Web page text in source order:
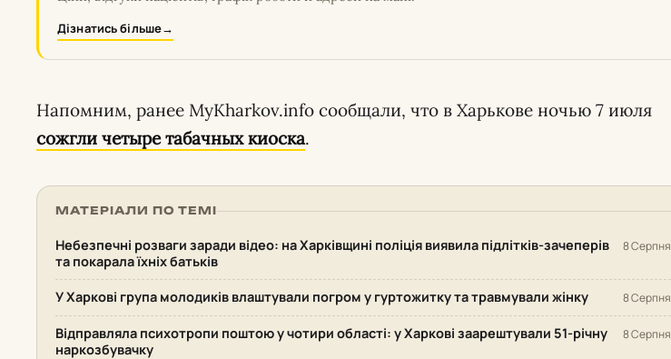
Дізнатись більше→
Напомним, ранее MyKharkov.info сообщали, что в Харькове ночью 7 июля
сожгли четыре табачных киоска.
МАТЕРІАЛИ ПО ТЕМІ
Небезпечні розваги заради відео: на Харківщині поліція виявила підлітків-зачеперів
та покарала їхніх батьків
8 Серпня
У Харкові група молодиків влаштували погром у гуртожитку та травмували жінку 8 Серпня
Відправляла психотропи поштою у чотири області: у Харкові заарештували 51-річну
наркозбувачку
8 Серпня